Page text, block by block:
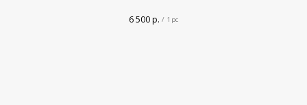
6 500р. / 1 pc